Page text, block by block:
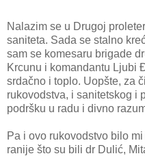
Nalazim se u Drugoj
saniteta. Sada se stalno
sam se komesaru brigade
Krcunu i komandantu Ljubi
srdačno i toplo. Uopšte, za
rukovodstva, i sanitetskog i
podršku u radu i divno
Pa i ovo rukovodstvo bilo
ranije što su bili dr Dulić,